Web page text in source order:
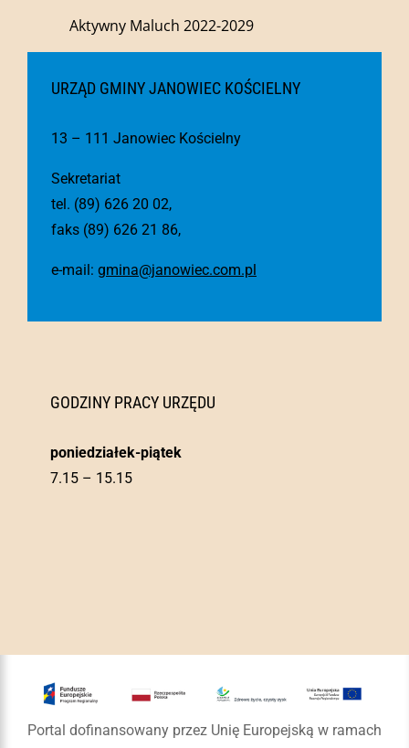
Aktywny Maluch 2022-2029
URZĄD GMINY JANOWIEC KOŚCIELNY
13 – 111 Janowiec Kościelny
Sekretariat
tel. (89) 626 20 02,
faks (89) 626 21 86,
e-mail: gmina@janowiec.com.pl
GODZINY PRACY URZĘDU
poniedziałek-piątek
7.15 – 15.15
Portal dofinansowany przez Unię Europejską w ramach